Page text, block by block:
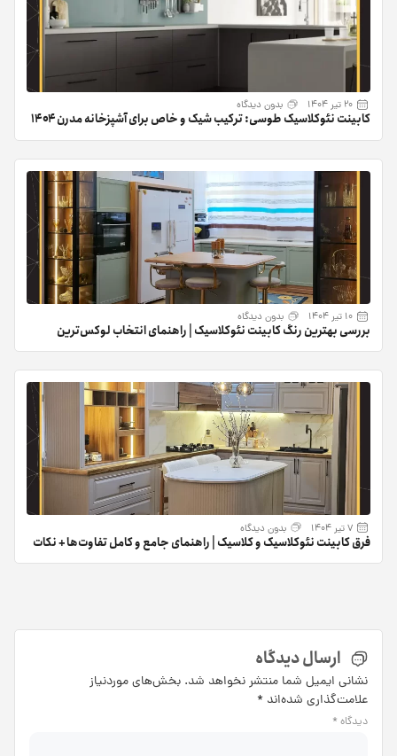
20 تیر 1404 بدون دیدگاه
کابینت نئوکلاسیک طوسی: ترکیب شیک و خاص برای آشپزخانه مدرن ۱۴۰۴
10 تیر 1404 بدون دیدگاه
بررسی بهترین رنگ کابینت نئوکلاسیک | راهنمای انتخاب لوکس‌ترین
رنگ‌ها
7 تیر 1404 بدون دیدگاه
فرق کابینت نئوکلاسیک و کلاسیک | راهنمای جامع و کامل تفاوت‌ها + نکات
کلیدی
ارسال دیدگاه
نشانی ایمیل شما منتشر نخواهد شد.بخش‌های موردنیاز
علامت‌گذاری شده‌اند*
دیدگاه*